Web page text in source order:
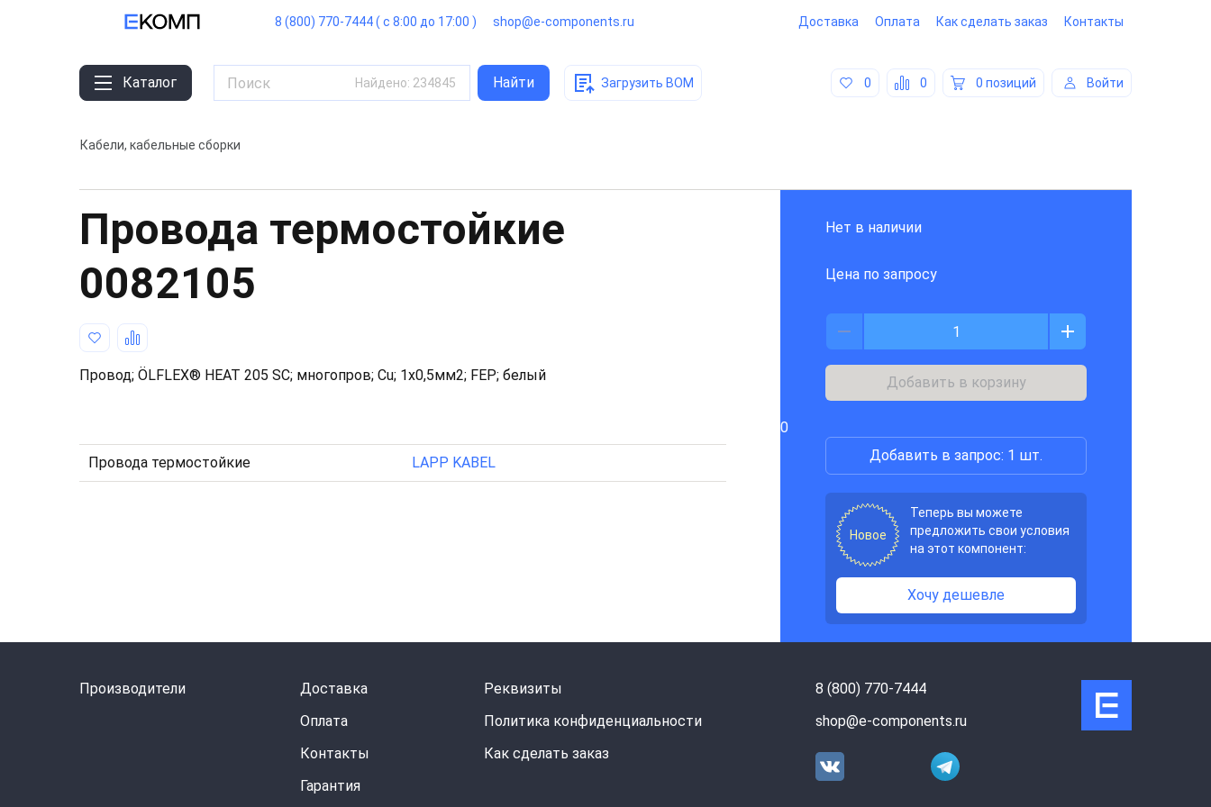
8 (800) 770-7444 ( с 8:00 до 17:00 ) shop@e-components.ru Доставка Оплата Как сделать заказ Контакты
Каталог Найдено: 234845 Найти Загрузить BOM 0 0 0 позиций Войти
Кабели, кабельные сборки
Провода термостойкие
0082105
Провод; ÖLFLEX® HEAT 205 SC; многопров; Cu; 1x0,5мм2; FEP; белый
Провода термостойкие LAPP KABEL
Нет в наличии
Цена по запросу
Добавить в корзину
0
Добавить в запрос: 1 шт.
Новое
Теперь вы можете
предложить свои условия
на этот компонент:
Хочу дешевле
Производители
Доставка
Оплата
Контакты
Гарантия
Реквизиты
Политика конфиденциальности
Как сделать заказ
8 (800) 770-7444
shop@e-components.ru